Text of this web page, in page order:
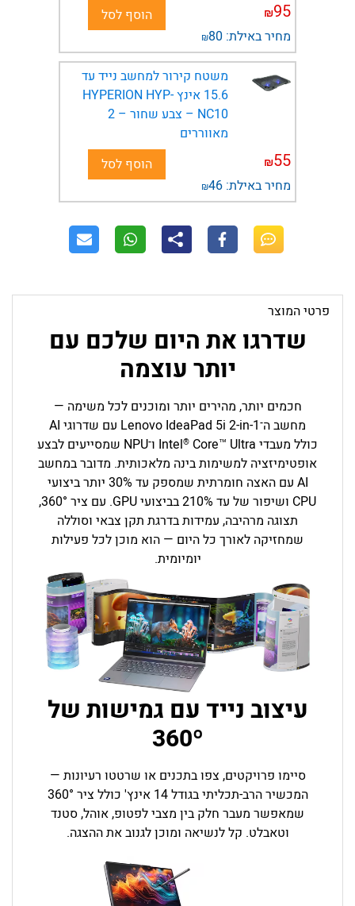
95
₪
מחיר באילת: 80
₪
הוסף לסל
משטח קירור למחשב נייד עד
15.6 אינץ HYPERION HYP-
NC10 – צבע שחור – 2
מאווררים
55
₪
מחיר באילת: 46
₪
הוסף לסל
פרטי המוצר
שדרגו את היום שלכם עם
יותר עוצמה
חכמים יותר, מהירים יותר ומוכנים לכל משימה —
מחשב ה־LenovoIdeaPad 5i 2-in-1
עם שדרוגי AI
כולל מעבדי
Intel® Core™ Ultra
ו־NPU שמסייעים לבצע
אופטימיזציה למשימות בינה מלאכותית. מדובר במחשב
AI עם האצה חומרתית שמספק עד 30% יותר ביצועי
CPU ושיפור של עד 210% בביצועי GPU. עם ציר 360°,
תצוגה מרהיבה, עמידות בדרגת תקן צבאי וסוללה
שמחזיקה לאורך כל היום — הוא מוכן לכל פעילות
יומיומית.
עיצוב נייד עם גמישות של
360º
סיימו פרויקטים, צפו בתכנים או שרטטו רעיונות —
המכשיר הרב-תכליתי בגודל 14 אינץ' כולל ציר 360°
שמאפשר מעבר חלק בין מצבי לפטופ, אוהל, סטנד
וטאבלט. קל לנשיאה ומוכן לגנוב את ההצגה.